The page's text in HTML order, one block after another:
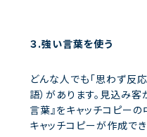
３.強い言葉を使う
どんな人でも「思わず反
語）があります。見込み
言葉』をキャッチコピー
キャッチコピーが作成でき